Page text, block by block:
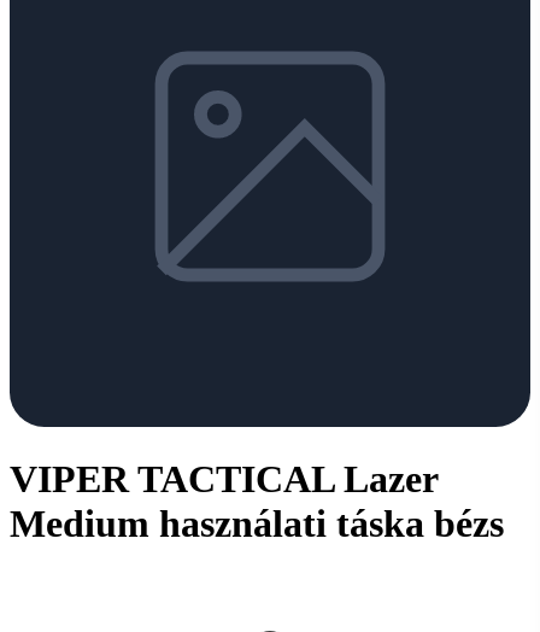
VIPER TACTICAL Lazer
Medium használati táska bézs